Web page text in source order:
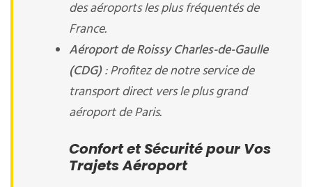
des aéroports les plus fréquentés de
France.
Aéroport de Roissy Charles-de-Gaulle
(CDG): Profitez de notre service de
transport direct vers le plus grand
aéroport de Paris.
Confort et Sécurité pour Vos
Trajets Aéroport